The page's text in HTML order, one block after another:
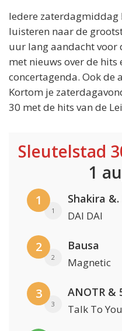
Iedere
luisteren naar de
uur lang aandacht voor
met nieuws over de
concertagenda. Ook de
Kortom je
30 met de hits van de
Sleutelstad
1
1
1
Shakira
DAI DAI
2
2
Bausa
Magnetic
3
3
ANOTR &
Talk To You